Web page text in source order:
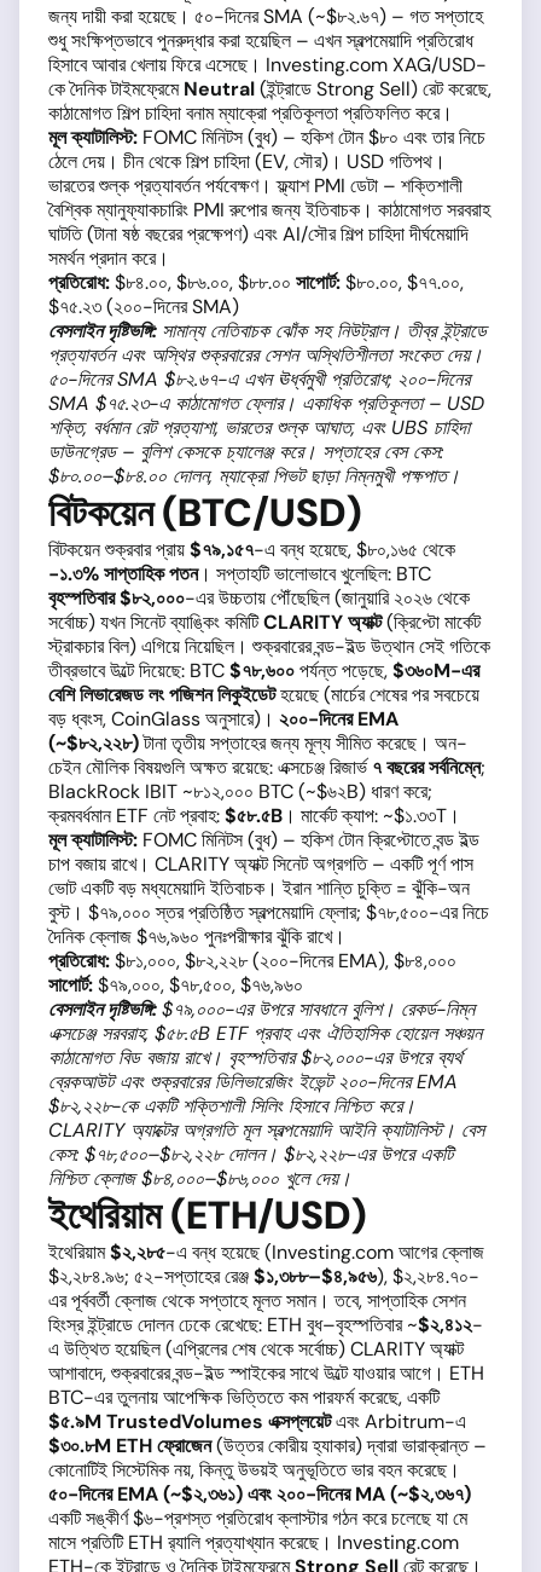
জন্য দায়ী করা হয়েছে। ৫০-দিনের SMA (~$৮২.৬৭) – গত সপ্তাহে
শুধু সংক্ষিপ্তভাবে পুনরুদ্ধার করা হয়েছিল – এখন স্বল্পমেয়াদি প্রতিরোধ
হিসাবে আবার খেলায় ফিরে এসেছে। Investing.com XAG/USD-
কে দৈনিক টাইমফ্রেমেNeutral(ইন্ট্রাডে Strong Sell) রেট করেছে,
কাঠামোগত শিল্প চাহিদা বনাম ম্যাক্রো প্রতিকূলতা প্রতিফলিত করে।
মূল ক্যাটালিস্ট: FOMC মিনিটস (বুধ) – হকিশ টোন $৮০ এবং তার নিচে
ঠেলে দেয়। চীন থেকে শিল্প চাহিদা (EV, সৌর)। USD গতিপথ।
ভারতের শুল্ক প্রত্যাবর্তন পর্যবেক্ষণ। ফ্ল্যাশ PMI ডেটা – শক্তিশালী
বৈশ্বিক ম্যানুফ্যাকচারিং PMI রুপোর জন্য ইতিবাচক। কাঠামোগত সরবরাহ
ঘাটতি (টানা ষষ্ঠ বছরের প্রক্ষেপণ) এবং AI/সৌর শিল্প চাহিদা দীর্ঘমেয়াদি
সমর্থন প্রদান করে।
প্রতিরোধ:$৮৪.০০, $৮৬.০০, $৮৮.০০ সাপোর্ট:$৮০.০০, $৭৭.০০,
$৭৫.২৩ (২০০-দিনের SMA)
বেসলাইন দৃষ্টিভঙ্গি: সামান্য নেতিবাচক ঝোঁক সহ নিউট্রাল। তীব্র ইন্ট্রাডে
প্রত্যাবর্তন এবং অস্থির শুক্রবারের সেশন অস্থিতিশীলতা সংকেত দেয়।
৫০-দিনের SMA $৮২.৬৭-এ এখন ঊর্ধ্বমুখী প্রতিরোধ; ২০০-দিনের
SMA $৭৫.২৩-এ কাঠামোগত ফ্লোর। একাধিক প্রতিকূলতা – USD
শক্তি, বর্ধমান রেট প্রত্যাশা, ভারতের শুল্ক আঘাত, এবং UBS চাহিদা
ডাউনগ্রেড – বুলিশ কেসকে চ্যালেঞ্জ করে। সপ্তাহের বেস কেস:
$৮০.০০–$৮৪.০০ দোলন, ম্যাক্রো পিভট ছাড়া নিম্নমুখী পক্ষপাত।
বিটকয়েন (BTC/USD)
বিটকয়েন শুক্রবার প্রায়$৭৯,১৫৭-এ বন্ধ হয়েছে, $৮০,১৬৫ থেকে
−১.৩% সাপ্তাহিক পতন। সপ্তাহটি ভালোভাবে খুলেছিল: BTC
বৃহস্পতিবার $৮২,০০০-এর উচ্চতায় পৌঁছেছিল (জানুয়ারি ২০২৬ থেকে
সর্বোচ্চ) যখন সিনেট ব্যাঙ্কিং কমিটিCLARITY অ্যাক্ট(ক্রিপ্টো মার্কেট
স্ট্রাকচার বিল) এগিয়ে নিয়েছিল। শুক্রবারের বন্ড-ইল্ড উত্থান সেই গতিকে
তীব্রভাবে উল্টে দিয়েছে: BTC$৭৮,৬০০পর্যন্ত পড়েছে,$৩৬০M-এর
বেশি লিভারেজড লং পজিশন লিকুইডেটহয়েছে (মার্চের শেষের পর সবচেয়ে
বড় ধ্বংস, CoinGlass অনুসারে)। ২০০-দিনের EMA
(~$৮২,২২৮)টানা তৃতীয় সপ্তাহের জন্য মূল্য সীমিত করেছে। অন-
চেইন মৌলিক বিষয়গুলি অক্ষত রয়েছে: এক্সচেঞ্জ রিজার্ভ৭ বছরের সর্বনিম্নে;
BlackRock IBIT ~৮১২,০০০ BTC (~$৬২B) ধারণ করে;
ক্রমবর্ধমান ETF নেট প্রবাহ:$৫৮.৫B । মার্কেট ক্যাপ: ~$১.৩৩T।
মূল ক্যাটালিস্ট: FOMC মিনিটস (বুধ) – হকিশ টোন ক্রিপ্টোতে বন্ড ইল্ড
চাপ বজায় রাখে। CLARITY অ্যাক্ট সিনেট অগ্রগতি – একটি পূর্ণ পাস
ভোট একটি বড় মধ্যমেয়াদি ইতিবাচক। ইরান শান্তি চুক্তি = ঝুঁকি-অন
বুস্ট। $৭৯,০০০ স্তর প্রতিষ্ঠিত স্বল্পমেয়াদি ফ্লোর; $৭৮,৫০০-এর নিচে
দৈনিক ক্লোজ $৭৬,৯৬০ পুনঃপরীক্ষার ঝুঁকি রাখে।
প্রতিরোধ:$৮১,০০০, $৮২,২২৮ (২০০-দিনের EMA), $৮৪,০০০
সাপোর্ট:$৭৯,০০০, $৭৮,৫০০, $৭৬,৯৬০
বেসলাইন দৃষ্টিভঙ্গি:$৭৯,০০০-এর উপরে সাবধানে বুলিশ। রেকর্ড-নিম্ন
এক্সচেঞ্জ সরবরাহ, $৫৮.৫B ETF প্রবাহ এবং ঐতিহাসিক হোয়েল সঞ্চয়ন
কাঠামোগত বিড বজায় রাখে। বৃহস্পতিবার $৮২,০০০-এর উপরে ব্যর্থ
ব্রেকআউট এবং শুক্রবারের ডিলিভারেজিং ইভেন্ট ২০০-দিনের EMA
$৮২,২২৮-কে একটি শক্তিশালী সিলিং হিসাবে নিশ্চিত করে।
CLARITY অ্যাক্টের অগ্রগতি মূল স্বল্পমেয়াদি আইনি ক্যাটালিস্ট। বেস
কেস: $৭৮,৫০০–$৮২,২২৮ দোলন। $৮২,২২৮-এর উপরে একটি
নিশ্চিত ক্লোজ $৮৪,০০০–$৮৬,০০০ খুলে দেয়।
ইথেরিয়াম (ETH/USD)
ইথেরিয়াম$২,২৮৫-এ বন্ধ হয়েছে (Investing.com আগের ক্লোজ
$২,২৮৪.৯৬; ৫২-সপ্তাহের রেঞ্জ$১,৩৮৮–$৪,৯৫৬), $২,২৮৪.৭০-
এর পূর্ববর্তী ক্লোজ থেকে সপ্তাহে মূলত সমান। তবে, সাপ্তাহিক সেশন
হিংস্র ইন্ট্রাডে দোলন ঢেকে রেখেছে: ETH বুধ–বৃহস্পতিবার ~$২,৪১২-
এ উত্থিত হয়েছিল (এপ্রিলের শেষ থেকে সর্বোচ্চ) CLARITY অ্যাক্ট
আশাবাদে, শুক্রবারের বন্ড-ইল্ড স্পাইকের সাথে উল্টে যাওয়ার আগে। ETH
BTC-এর তুলনায় আপেক্ষিক ভিত্তিতে কম পারফর্ম করেছে, একটি
$৫.৯M TrustedVolumes এক্সপ্লয়েটএবং Arbitrum-এ
$৩০.৮M ETH ফ্রোজেন(উত্তর কোরীয় হ্যাকার) দ্বারা ভারাক্রান্ত –
কোনোটিই সিস্টেমিক নয়, কিন্তু উভয়ই অনুভূতিতে ভার বহন করেছে।
৫০-দিনের EMA (~$২,৩৬১) এবং ২০০-দিনের MA (~$২,৩৬৭)
একটি সঙ্কীর্ণ $৬-প্রশস্ত প্রতিরোধ ক্লাস্টার গঠন করে চলেছে যা মে
মাসে প্রতিটি ETH র‍্যালি প্রত্যাখ্যান করেছে। Investing.com
ETH-কে ইন্ট্রাডে ও দৈনিক টাইমফ্রেমেStrong Sellরেট করেছে।